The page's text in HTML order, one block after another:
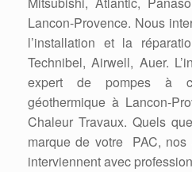
Lancon-Provence. Nous
l’installation et la
Technibel, Airwell, Auer.
expert de pompes à
géothermique à Lancon-
Chaleur Travaux. Quels
marque de votre PAC, nos
interviennent avec